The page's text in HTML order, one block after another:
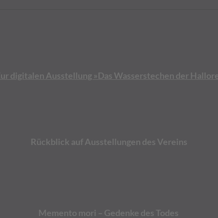
digitalen Ausstellung »Das Wasserstechen der
Rückblick auf Ausstellungen des Vereins
Memento mori – Gedenke des Todes